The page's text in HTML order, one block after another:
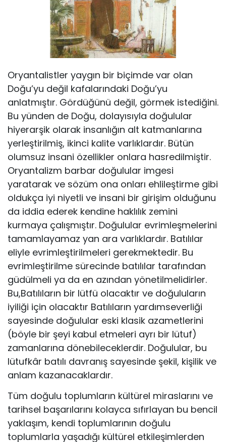
Oryantalistler yaygın bir biçimde var olan
Doğu’yu değil kafalarındaki Do­ğu’yu
anlatmıştır. Gördüğünü değil, görmek istediğini.
Bu yünden de Doğu, do­layısıyla doğulular
hiyerarşik olarak insanlığın alt katmanlarına
yerleştirilmiş, ikinci kalite varlıklardır. Bütün
olumsuz insani özellikler onlara hasredilmiştir.
Oryantalizm barbar doğulular imgesi
yaratarak ve sözüm ona onları ehlileştirme gibi
oldukça iyi niyetli ve insani bir girişim olduğunu
da iddia ederek kendine haklılık zemini
kurmaya çalışmıştır. Doğulular evrimleşmelerini
tamamlayamaz yan ara varlıklardır. Batılılar
eliyle evrimleştirilmeleri gerekmektedir. Bu
evrimleştirilme sürecinde batılılar tarafından
güdülmeli ya da en azından yönetilmelidirler.
Bu,Batılıların bir lütfü olacaktır ve doğuluların
iyiliği için olacaktır Batı­lıların yardımseverliği
sayesinde doğulular eski klasik azametlerini
(böyle bir şe­yi kabul etmeleri ayrı bir lütuf)
zamanlarına dönebileceklerdir. Doğulular, bu
lütufkâr batılı davranış sayesinde şekil, kişilik ve
anlam kazanacaklardır.
Tüm doğulu toplumların kültürel miraslarını ve
tarihsel başarılarını kolayca sıfırlayan bu bencil
yaklaşım, kendi toplumlarının doğulu
toplumlarla yaşadığı kültürel etkileşimlerden